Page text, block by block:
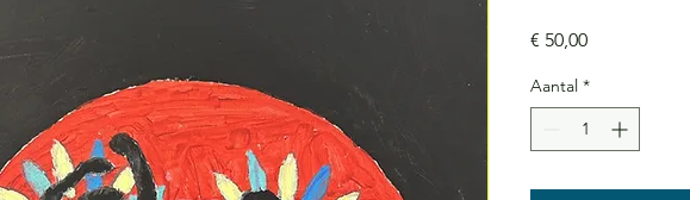
€ 50,00Prijs
Aantal *